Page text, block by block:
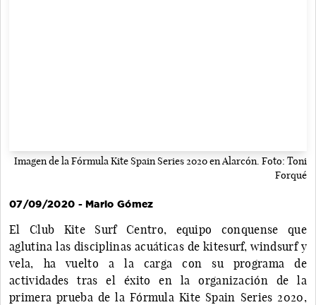
Imagen de la Fórmula Kite Spain Series 2020 en Alarcón. Foto: Toni
Forqué
07/09/2020 - Mario Gómez
El Club Kite Surf Centro, equipo conquense que
aglutina las disciplinas acuáticas de kitesurf, windsurf y
vela, ha vuelto a la carga con su programa de
actividades tras el éxito en la organización de la
primera prueba de la Fórmula Kite Spain Series 2020,